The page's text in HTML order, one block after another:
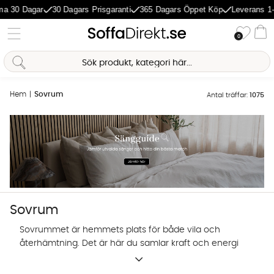
30 Dagars Prisgaranti 365 Dagars Öppet Köp Leverans 1-5 Dagar
0
Hem Sovrum Antal träffar: 1075
Sovrum
Sovrummet är hemmets plats för både vila och
återhämtning. Det är här du samlar kraft och energi
inför morgondagen. Därför tycker vi att sovrummet